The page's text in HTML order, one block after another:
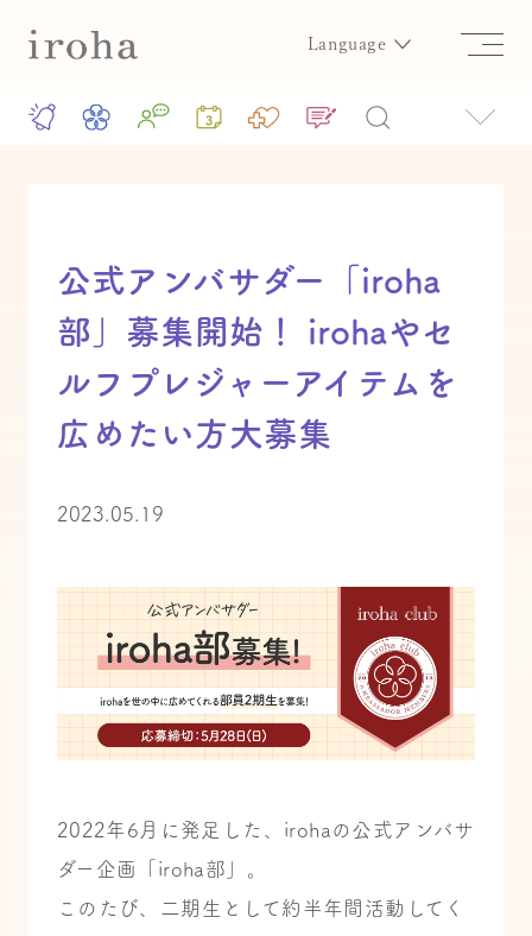
Language
公式アンバサダー「iroha
部」募集開始！ irohaやセ
ルフプレジャーアイテムを
広めたい方大募集
2023.05.19
2022年6月に発足した、irohaの公式アンバサ
ダー企画「iroha部」。
このたび、二期生として約半年間活動してく